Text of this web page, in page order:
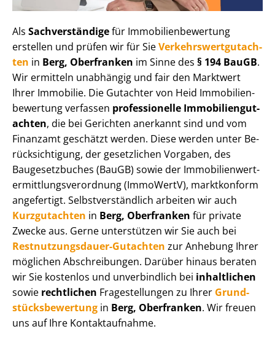
Als Sachverständigefür Im­mo­bi­li­en­be­wer­tung
erstellen und prüfen wir für SieVer­kehrs­wert­gut­ach­
ten in Berg, Oberfranken im Sinne des § 194 BauGB.
Wir ermitteln unabhängig und fair den Marktwert
Ihrer Immobilie. Die Gutachter von Heid Im­mo­bi­li­en­
be­wer­tung verfassen professionelle Im­mo­bi­li­en­gut­
ach­ten, die bei Gerichten anerkannt sind und vom
Finanzamt geschätzt werden. Diese werden unter Be­
rück­sich­ti­gung, der gesetzlichen Vorgaben, des
Baugesetzbuches (BauGB) sowie der Im­mo­bi­li­en­wert­
ermitt­lungs­ver­ord­nung (ImmoWertV), marktkonform
angefertigt. Selbst­ver­ständ­lich arbeiten wir auch
Kurzgutachten in Berg, Oberfranken für private
Zwecke aus. Gerne unterstützen wir Sie auch bei
Rest­nut­zungs­dau­er-Gutachten zur Anhebung Ihrer
möglichen Abschreibungen. Darüber hinaus beraten
wir Sie kostenlos und unverbindlich bei inhaltlichen
sowie rechtlichen Fragestellungen zu Ihrer Grund­
stücks­be­wer­tung in Berg, Oberfranken. Wir freuen
uns auf Ihre Kontaktaufnahme.